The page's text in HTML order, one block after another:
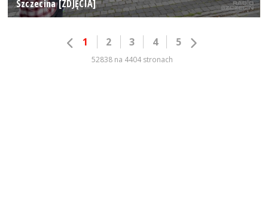
Szczecina [ZDJĘCIA]
1 2 3 4 5
52838 na 4404 stronach